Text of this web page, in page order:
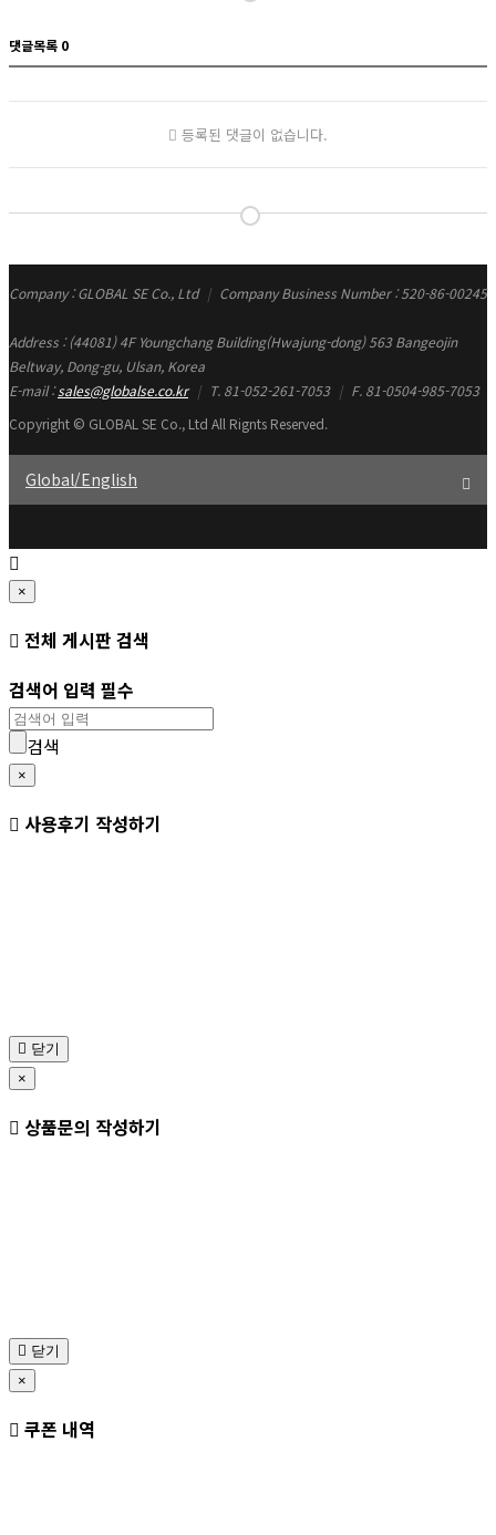
댓글목록 0
등록된 댓글이 없습니다.
Company : GLOBAL SE Co., Ltd | Company Business Number : 520-86-00245
Address : (44081) 4F Youngchang Building(Hwajung-dong) 563 Bangeojin
Beltway, Dong-gu, Ulsan, Korea
E-mail :sales@globalse.co.kr | T. 81-052-261-7053 | F. 81-0504-985-7053
Copyright © GLOBAL SE Co., Ltd All Rignts Reserved.
Global/English
×
전체 게시판 검색
검색어 입력 필수
검색
×
사용후기 작성하기
닫기
×
상품문의 작성하기
닫기
×
쿠폰 내역